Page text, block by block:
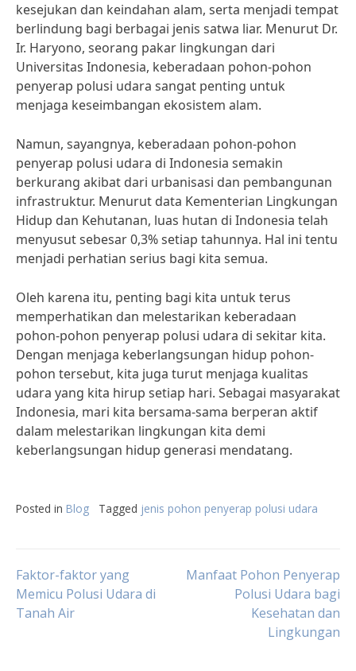
kesejukan dan keindahan alam, serta menjadi tempat
berlindung bagi berbagai jenis satwa liar. Menurut Dr.
Ir. Haryono, seorang pakar lingkungan dari
Universitas Indonesia, keberadaan pohon-pohon
penyerap polusi udara sangat penting untuk
menjaga keseimbangan ekosistem alam.
Namun, sayangnya, keberadaan pohon-pohon
penyerap polusi udara di Indonesia semakin
berkurang akibat dari urbanisasi dan pembangunan
infrastruktur. Menurut data Kementerian Lingkungan
Hidup dan Kehutanan, luas hutan di Indonesia telah
menyusut sebesar 0,3% setiap tahunnya. Hal ini tentu
menjadi perhatian serius bagi kita semua.
Oleh karena itu, penting bagi kita untuk terus
memperhatikan dan melestarikan keberadaan
pohon-pohon penyerap polusi udara di sekitar kita.
Dengan menjaga keberlangsungan hidup pohon-
pohon tersebut, kita juga turut menjaga kualitas
udara yang kita hirup setiap hari. Sebagai masyarakat
Indonesia, mari kita bersama-sama berperan aktif
dalam melestarikan lingkungan kita demi
keberlangsungan hidup generasi mendatang.
Posted in Blog Tagged jenis pohon penyerap polusi udara
Post
navigation
Faktor-faktor yang
Memicu Polusi Udara di
Tanah Air
Manfaat Pohon Penyerap
Polusi Udara bagi
Kesehatan dan
Lingkungan